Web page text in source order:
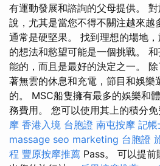
有運動發展和諮詢的父母提供。
說，尤其是當您不得不關注越來越
通常是硬堅果。 找到理想的場地
的想法和慾望可能是一個挑戰。
能的，而且是最好的決定之一。
著無雲的休息和充電，節目和娛樂
的。 MSC船隻擁有最多的娛樂和
務費用。 您可以使用其上的積分
摩 香港入境 台胞證 南屯按摩 記帳
massage seo marketing 台胞證
程 豐原按摩推薦 Pass。 可以提